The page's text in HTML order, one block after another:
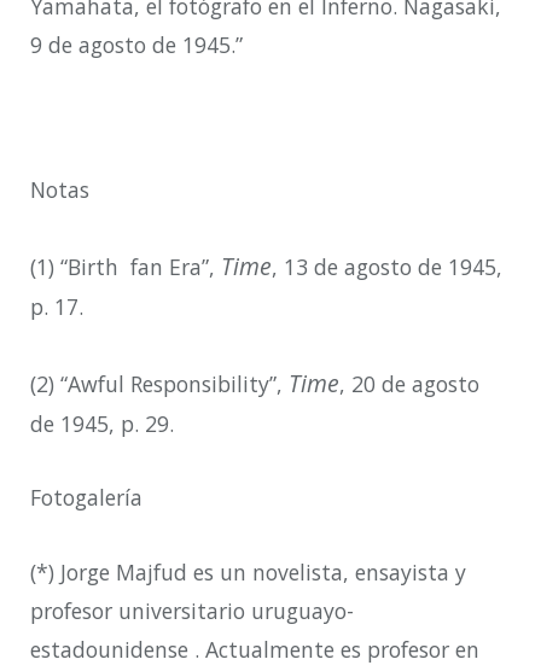
9 de agosto de 1945.”
Notas
(1) “Birth fan Era”, Time, 13 de agosto de 1945,
p. 17.
(2) “Awful Responsibility”, Time, 20 de agosto
de 1945, p. 29.
Fotogalería
(*) Jorge Majfud es un novelista, ensayista y
profesor universitario uruguayo-
estadounidense . Actualmente es profesor en